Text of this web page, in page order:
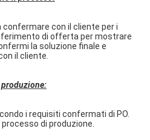
confermare con il cliente per i
di offerta per mostrare
la soluzione finale e
il cliente.
produzione:
i requisiti confermati di PO.
di produzione.